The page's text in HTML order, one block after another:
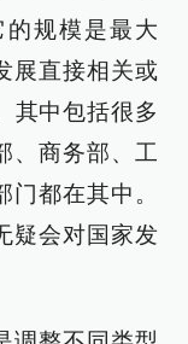
规模是最大
展直接相关或
其中包括很多
、商务部、工
都在其中。
疑会对国家发